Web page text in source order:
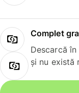
Complet
Descarcă
și nu există